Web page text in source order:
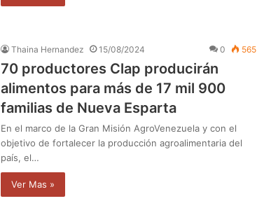
Thaina Hernandez 15/08/2024 0 565
70 productores Clap producirán
alimentos para más de 17 mil 900
familias de Nueva Esparta
En el marco de la Gran Misión AgroVenezuela y con el
objetivo de fortalecer la producción agroalimentaria del
país, el…
Ver Mas »